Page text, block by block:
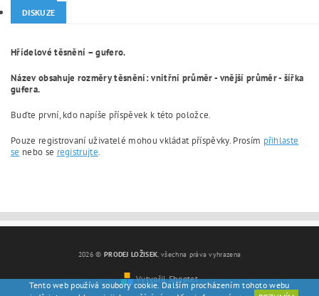
DISKUZE
Hřídelové těsnění – gufero.
Název obsahuje rozměry těsnění: vnitřní průměr - vnější průměr - šířka
gufera.
Buďte první, kdo napíše příspěvek k této položce.
Pouze registrovaní uživatelé mohou vkládat příspěvky. Prosím přihlaste
se nebo se registrujte.
2026 © PRODEJ LOŽISEK, všechna práva vyhrazena
Vytvořil Shoptet
Tento web používá soubory cookie. Dalším procházením tohoto webu